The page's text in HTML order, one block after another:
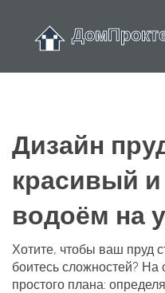
Дизайн
красивый
водоём на
Хотите, чтобы ваш пруд
боитесь сложностей? На
простого плана: